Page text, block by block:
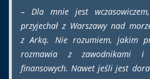
– Dla mnie jest
przyjechał z Warszawy nad
z Arką. Nie rozumiem, jakim
rozmawia z zawodnikami i
finansowych. Nawet jeśli jest